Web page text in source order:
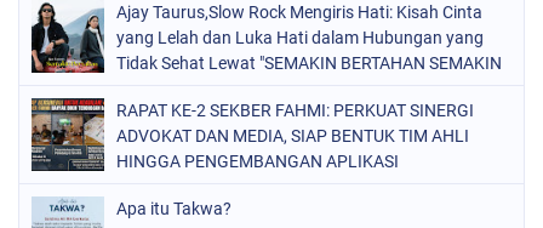
Ajay Taurus,Slow Rock Mengiris Hati: Kisah Cinta
yang Lelah dan Luka Hati dalam Hubungan yang
Tidak Sehat Lewat "SEMAKIN BERTAHAN SEMAKIN
RAPAT KE-2 SEKBER FAHMI: PERKUAT SINERGI
ADVOKAT DAN MEDIA, SIAP BENTUK TIM AHLI
HINGGA PENGEMBANGAN APLIKASI
Apa itu Takwa?